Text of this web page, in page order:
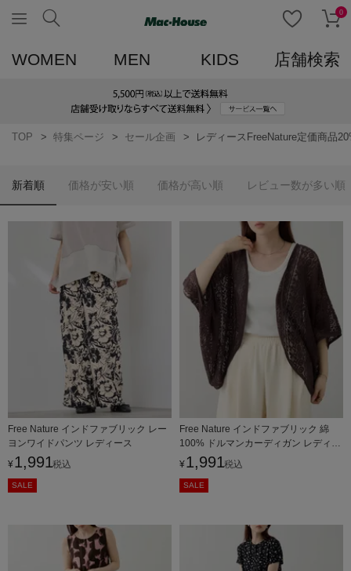
0
WOMEN MEN KIDS 店舗検索
TOP 特集ページ セール企画 レディースFreeNature定価商品
新着順 価格が安い順 価格が高い順 レビュー数が多い順
Free Nature インドファブリック レー
ヨンワイドパンツ レディース
¥ 1,991税込
SALE
Free Nature インドファブリック 綿
100% ドルマンカーディガン レディー
ス
¥ 1,991税込
SALE